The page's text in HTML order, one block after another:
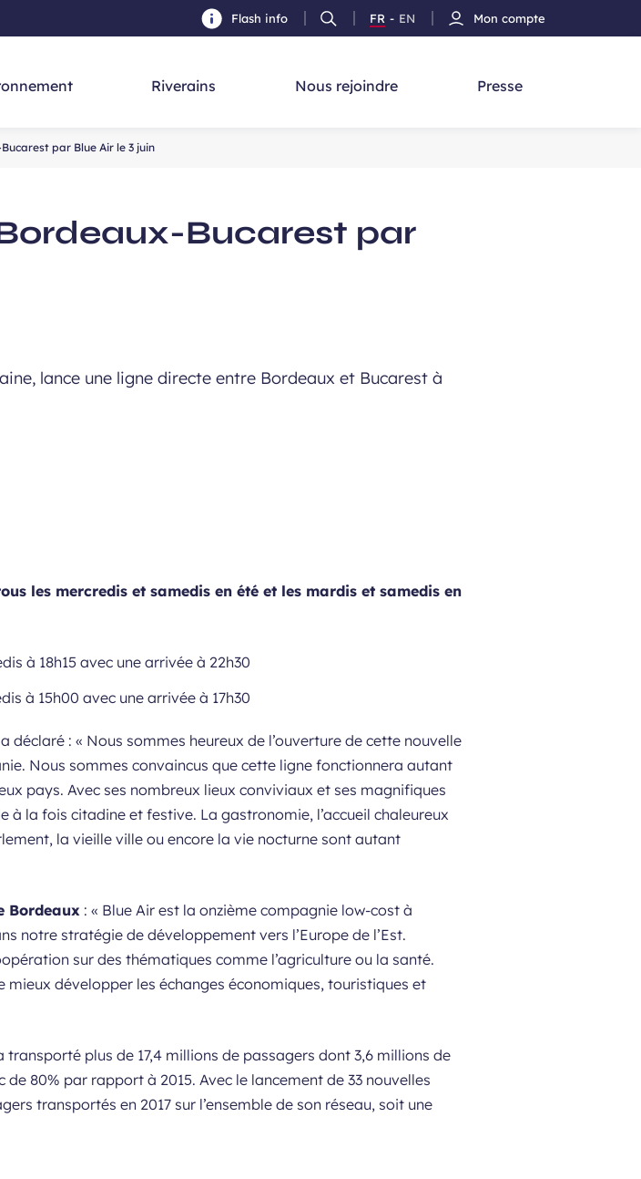
à la navigation - Aller à la recherche
Flash info
Ouvrir
la
FR
Version
- EN
Mon compte
Riverains Nous rejoindre Presse
par Blue Air le 3 juin
Bucarest par
lance une ligne directe entre Bordeaux et Bucarest à
les mercredis et samedis en été et les mardis et samedis en
à 18h15 avec une arrivée à 22h30
à 15h00 avec une arrivée à 17h30
déclaré : « Nous sommes heureux de l’ouverture de cette nouvelle
Nous sommes convaincus que cette ligne fonctionnera autant
pays. Avec ses nombreux lieux conviviaux et ses magnifiques
la fois citadine et festive. La gastronomie, l’accueil chaleureux
la vieille ville ou encore la vie nocturne sont autant
Bordeaux : « Blue Air est la onzième compagnie low-cost à
notre stratégie de développement vers l’Europe de l’Est.
sur des thématiques comme l’agriculture ou la santé.
développer les échanges économiques, touristiques et
plus de 17,4 millions de passagers dont 3,6 millions de
80% par rapport à 2015. Avec le lancement de 33 nouvelles
transportés en 2017 sur l’ensemble de son réseau, soit une